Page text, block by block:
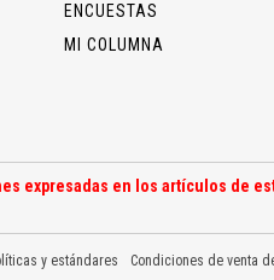
ENCUESTAS
MI COLUMNA
expresadas en los artículos de
y estándares Condiciones de venta